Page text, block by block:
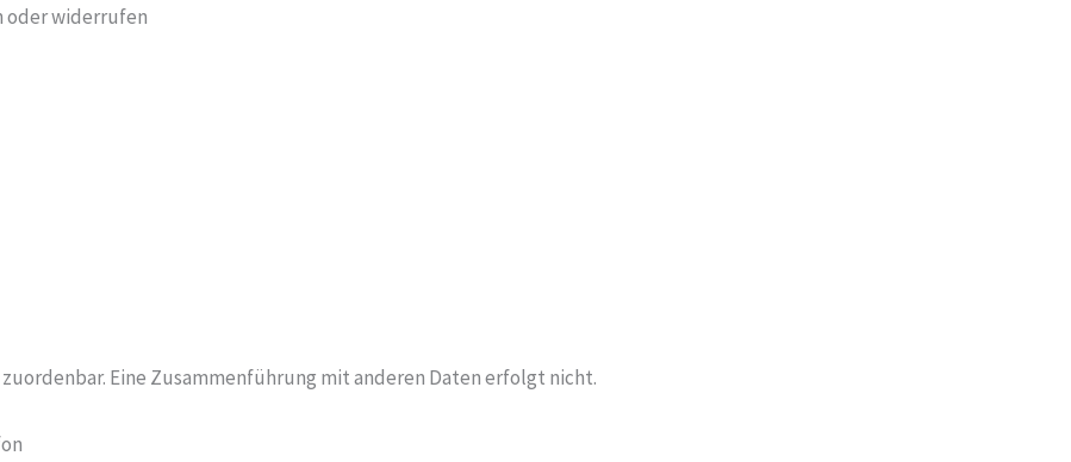
oder widerrufen
Eine Zusammenführung mit anderen Daten erfolgt nicht.